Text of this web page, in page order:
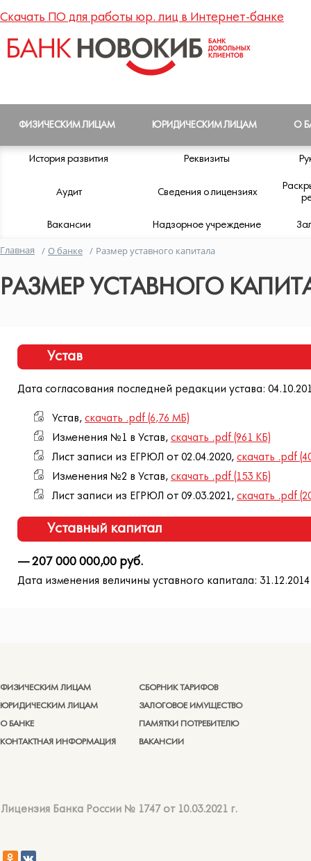
Скачать ПО для работы юр. лиц в Интернет-банке
ФИЗИЧЕСКИМ ЛИЦАМ ЮРИДИЧЕСКИМ ЛИЦАМ О
История развития Реквизиты
Аудит Сведения о лицензиях
Вакансии Надзорное учреждение
Главная / О банке / Размер уставного капитала
РАЗМЕР УСТАВНОГО
Устав
Дата согласования последней редакции устава:
Устав, скачать .pdf (6,76 МБ)
Изменения №1 в Устав, скачать .pdf (961 КБ)
Лист записи из ЕГРЮЛ от 02.04.2020, скачать .pdf
Изменения №2 в Устав, скачать .pdf (153 КБ)
Лист записи из ЕГРЮЛ от 09.03.2021, скачать .pdf
Уставный капитал
— 207 000 000,00 руб.
Дата изменения величины уставного капитала: 31.12.2014
ФИЗИЧЕСКИМ ЛИЦАМ
ЮРИДИЧЕСКИМ ЛИЦАМ
О БАНКЕ
КОНТАКТНАЯ ИНФОРМАЦИЯ
СБОРНИК ТАРИФОВ
ЗАЛОГОВОЕ ИМУЩЕСТВО
ПАМЯТКИ ПОТРЕБИТЕЛЮ
ВАКАНСИИ
Лицензия Банка России № 1747 от 10.03.2021 г.